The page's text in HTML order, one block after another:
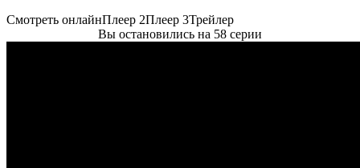
Смотреть онлайнПлеер 2Плеер 3Трейлер
Вы остановились на 58 серии